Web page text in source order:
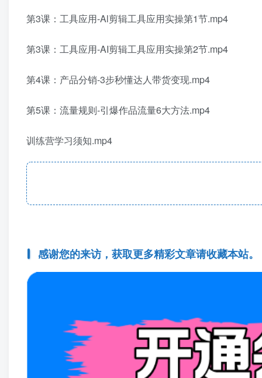
第3课：工具应用-Al剪辑工具应用实操第1节.mp4
第3课：工具应用-AI剪辑工具应用实操第2节.mp4
第4课：产品分销-3步秒懂达人带货变现.mp4
第5课：流量规则-引爆作品流量6大方法.mp4
训练营学习须知.mp4
感谢您的来访，获取更多精彩文章请收藏本站。